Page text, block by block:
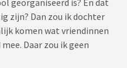
georganiseerd is? En dat
zijn? Dan zou ik dochter
komen wat vriendinnen
Daar zou ik geen